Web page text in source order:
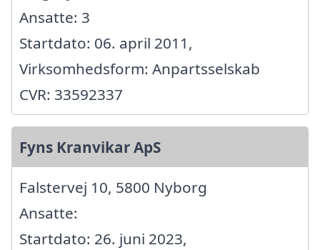
Ansatte: 3
Startdato: 06. april 2011,
Virksomhedsform: Anpartsselskab
CVR: 33592337
Fyns Kranvikar ApS
Falstervej 10, 5800 Nyborg
Ansatte:
Startdato: 26. juni 2023,